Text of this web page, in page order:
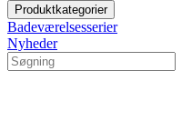
Produktkategorier
Badeværelsesserier
Nyheder